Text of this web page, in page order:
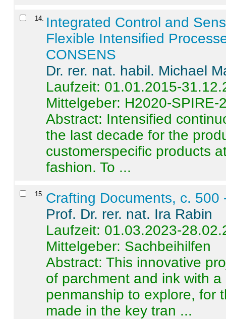
14
Integrated Control and
Flexible Intensified
CONSENS
Dr. rer. nat. habil. Michael
Laufzeit: 01.01.2015-
Mittelgeber: H2020-SPIRE-
Abstract: Intensified
the last decade for the
customerspecific products
fashion. To ...
15 Crafting Documents, c. 500
Prof. Dr. rer. nat. Ira Rabin
Laufzeit: 01.03.2023-
Mittelgeber: Sachbeihilfen
Abstract:This innovative
of parchment and ink with
penmanship to explore, for
made in the key tran ...